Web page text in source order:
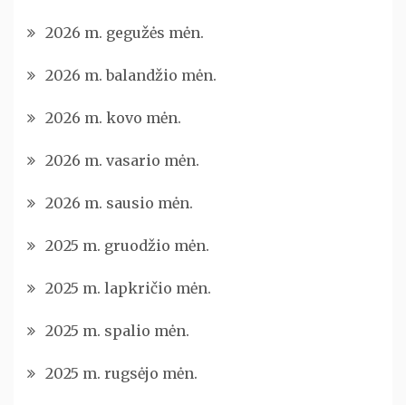
2026 m. gegužės mėn.
2026 m. balandžio mėn.
2026 m. kovo mėn.
2026 m. vasario mėn.
2026 m. sausio mėn.
2025 m. gruodžio mėn.
2025 m. lapkričio mėn.
2025 m. spalio mėn.
2025 m. rugsėjo mėn.